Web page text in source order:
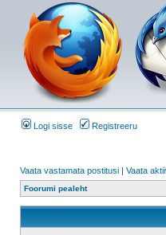
Logi sisse Registreeru
Vaata vastamata postitusi | Vaata
Foorumi pealeht